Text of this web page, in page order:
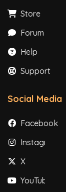
Store
Forum
Help
Support
Social Media
Facebook
Instagram
X
YouTube